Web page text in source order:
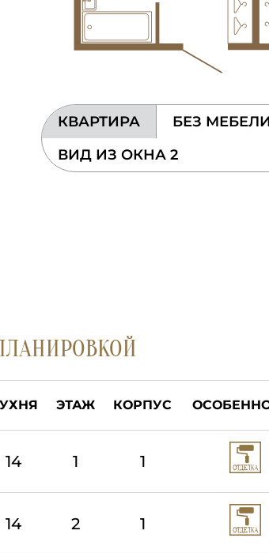
КВАРТИРА БЕЗ МЕБЕЛИ
ВИД ИЗ ОКНА 2
ЭТАЖ КОРПУС
14 1 1
14 2 1